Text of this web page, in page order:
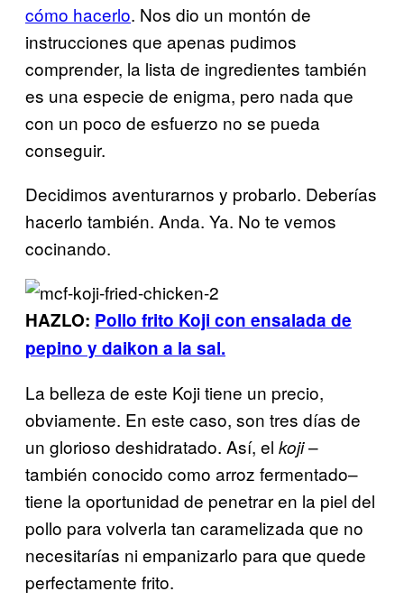
cómo hacerlo. Nos dio un montón de
instrucciones que apenas pudimos
comprender, la lista de ingredientes también
es una especie de enigma, pero nada que
con un poco de esfuerzo no se pueda
conseguir.
Decidimos aventurarnos y probarlo. Deberías
hacerlo también. Anda. Ya. No te vemos
cocinando.
HAZLO: Pollo frito Koji con ensalada de
pepino y daikon a la sal.
La belleza de este Koji tiene un precio,
obviamente. En este caso, son tres días de
un glorioso deshidratado. Así, el koji–
también conocido como arroz fermentado–
tiene la oportunidad de penetrar en la piel del
pollo para volverla tan caramelizada que no
necesitarías ni empanizarlo para que quede
perfectamente frito.